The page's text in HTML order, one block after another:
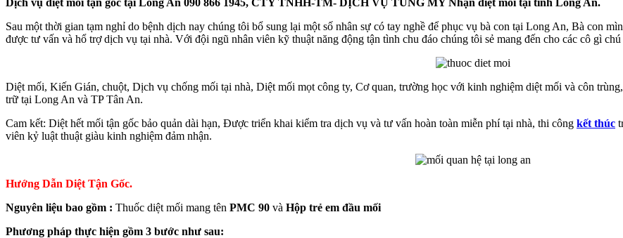
Sau một thời gian tạm nghỉ do bệnh dịch nay chúng tôi bổ sung lại một số nhân sự có tay nghề để phục vụ bà con tại Long An, Bà con
được tư vấn và hổ trợ dịch vụ tại nhà. Với đội ngũ nhân viên kỹ thuật năng động tận tình chu đáo chúng tôi sẻ mang đến cho các cô gì
Diệt mối, Kiến Gián, chuột, Dịch vụ chống mối tại nhà, Diệt mối mọt công ty, Cơ quan, trường học với kinh nghiệm diệt mối và côn
trữ tại Long An và TP Tân An.
Cam kết: Diệt hết mối tận gốc bảo quản dài hạn, Được triển khai kiểm tra dịch vụ và tư vấn hoàn toàn miễn phí tại nhà, thi công kết thúc
viên kỷ luật thuật giàu kinh nghiệm đảm nhận.
Hướng Dẫn Diệt Tận Gốc.
Nguyên liệu bao gồm : Thuốc diệt mối mang tên PMC 90 và Hộp trẻ em đầu mối
Phương pháp thực hiện gồm 3 bước như sau: